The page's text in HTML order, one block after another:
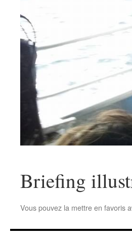
Briefing
Vous pouvez la mettre en favoris